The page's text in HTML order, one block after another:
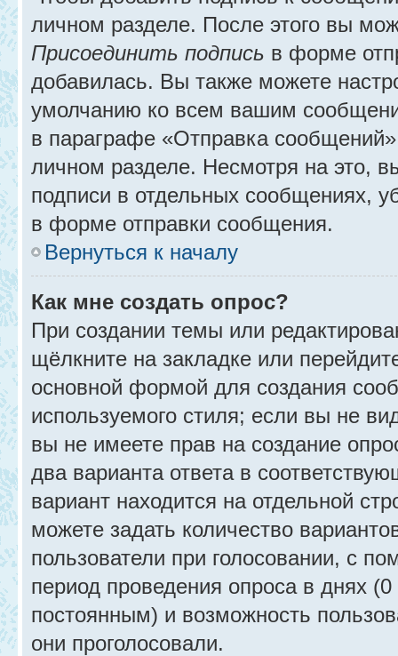
личном разделе. После этого вы
Присоединить подпись в форме
добавилась. Вы также можете
умолчанию ко всем вашим
в параграфе «Отправка
личном разделе. Несмотря на это,
подписи в отдельных сообщениях,
в форме отправки сообщения.
Вернуться к началу
Как мне создать опрос?
При создании темы или
щёлкните на закладке или
основной формой для создания
используемого стиля; если вы не
вы не имеете прав на создание
два варианта ответа в
вариант находится на отдельной
можете задать количество
пользователи при голосовании, с
период проведения опроса в днях (0
постоянным) и возможность
они проголосовали.